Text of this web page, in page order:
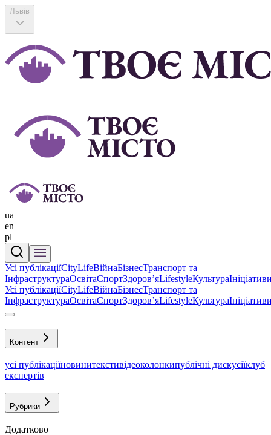
Львів
ua
en
pl
Усі публікаціїCityLifeВійнаБізнесТранспорт та
ІнфраструктураОсвітаСпортЗдоровʼяLifestyleКультура
Усі публікаціїCityLifeВійнаБізнесТранспорт та
ІнфраструктураОсвітаСпортЗдоровʼяLifestyleКультура
Контент
усі публікаціїновинитекстивідеоколонкипублічні дискусіїклуб
експертів
Рубрики
Додатково